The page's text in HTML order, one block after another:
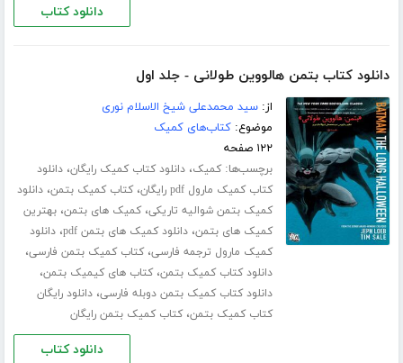
دانلود کتاب
دانلود کتاب بتمن هالووین طولانی - جلد اول
از:سید محمدعلی شیخ الاسلام نوری
موضوع:کتاب‌های کمیک
۱۲۲ صفحه
برچسب‌ها:کمیک،دانلود کتاب کمیک رایگان،دانلود
کتاب کمیک مارول pdf رایگان
،کتاب کمیک بتمن،دانلود
کمیک بتمن شوالیه تاریکی،کمیک های بتمن،بهترین
کمیک های بتمن،دانلود کمیک های بتمن pdf ،دانلود
کمیک مارول ترجمه فارسی،کتاب کمیک بتمن فارسی،
دانلود کتاب کمیک بتمن،کتاب های کیمیک بتمن،
دانلود کتاب کمیک بتمن دوبله فارسی،دانلود رایگان
کتاب کمیک بتمن،کتاب کمیک بتمن رایگان
دانلود کتاب